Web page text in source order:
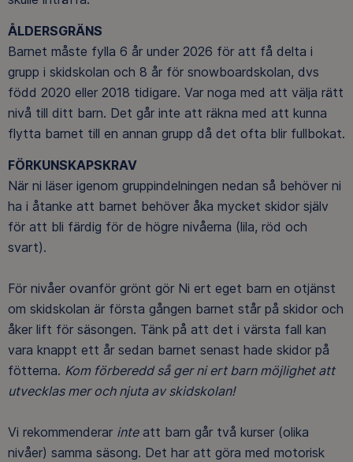
ÅLDERSGRÄNS
Barnet måste fylla 6 år under 2026 för att få delta i
grupp i skidskolan och 8 år för snowboardskolan, dvs
född 2020 eller 2018 tidigare. Var noga med att välja rätt
nivå till ditt barn. Det går inte att räkna med att kunna
flytta barnet till en annan grupp då det ofta blir fullbokat.
FÖRKUNSKAPSKRAV
När ni läser igenom gruppindelningen nedan så behöver ni
ha i åtanke att barnet behöver åka mycket skidor själv
för att bli färdig för de högre nivåerna (lila, röd och
svart).
För nivåer ovanför grönt gör Ni ert eget barn en otjänst
om skidskolan är första gången barnet står på skidor och
åker lift för säsongen. Tänk på att det i värsta fall kan
vara knappt ett år sedan barnet senast hade skidor på
fötterna. Kom förberedd så ger ni ert barn möjlighet att
utvecklas mer och njuta av skidskolan!
Vi rekommenderar inteatt barn går två kurser (olika
nivåer) samma säsong. Det har att göra med motorisk